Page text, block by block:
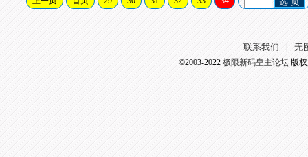
联系我们 无
©2003-2022 极限新码皇主论坛版权